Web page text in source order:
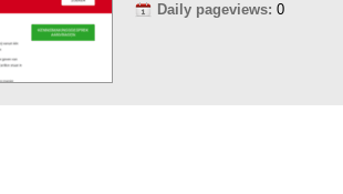
Daily pageviews: 0